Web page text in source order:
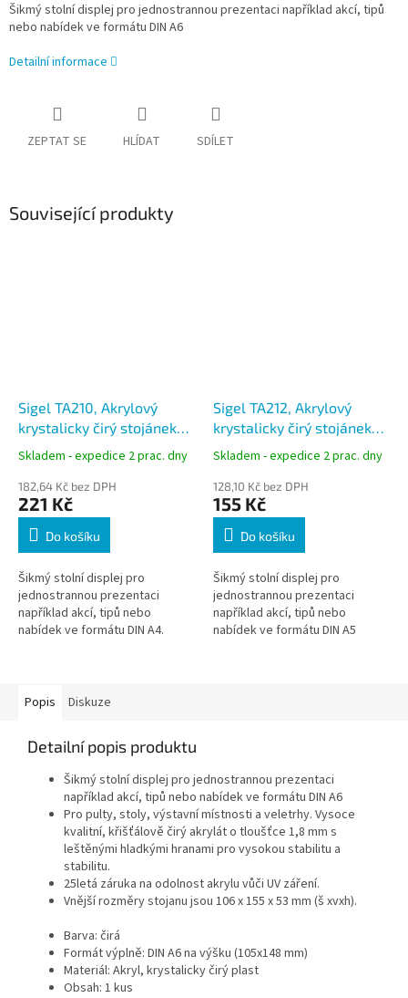
Šikmý stolní displej pro jednostrannou prezentaci například akcí, tipů
nebo nabídek ve formátu DIN A6
Detailní informace
ZEPTAT SE HLÍDAT SDÍLET
Související produkty
Sigel TA210, Akrylový
krystalicky čirý stojánek
na letáky typu L - formát
A4 na výšku
Skladem - expedice 2 prac. dny
182,64 Kč bez DPH
221 Kč
Do košíku
Šikmý stolní displej pro
jednostrannou prezentaci
například akcí, tipů nebo
nabídek ve formátu DIN A4.
Sigel TA212, Akrylový
krystalicky čirý stojánek
na letáky typu L - formát
A5 na výšku
Skladem - expedice 2 prac. dny
128,10 Kč bez DPH
155 Kč
Do košíku
Šikmý stolní displej pro
jednostrannou prezentaci
například akcí, tipů nebo
nabídek ve formátu DIN A5
Popis Diskuze
Detailní popis produktu
Šikmý stolní displej pro jednostrannou prezentaci
například akcí, tipů nebo nabídek ve formátu DIN A6
Pro pulty, stoly, výstavní místnosti a veletrhy. Vysoce
kvalitní, křišťálově čirý akrylát o tloušťce 1,8 mm s
leštěnými hladkými hranami pro vysokou stabilitu a
stabilitu.
25letá záruka na odolnost akrylu vůči UV záření.
Vnější rozměry stojanu jsou 106 x 155 x 53 mm (š xvxh).
Barva: čirá
Formát výplně: DIN A6 na výšku (105x148 mm)
Materiál: Akryl, krystalicky čirý plast
Obsah: 1 kus